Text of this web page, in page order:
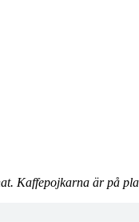
Kaffepojkarna är på